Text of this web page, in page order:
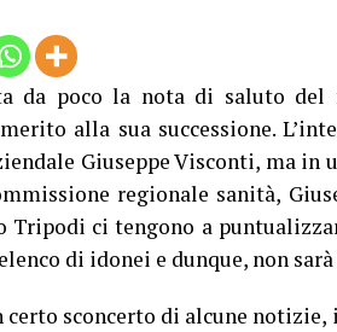
da poco la nota di saluto
alla sua successione.
Giuseppe Visconti, ma in
regionale sanità,
Tripodi ci tengono a
di idonei e dunque, non
certo sconcerto di alcune